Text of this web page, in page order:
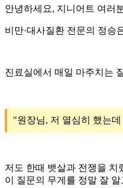
안녕하세요, 지니어트 여러
비만·대사질환 전문의 정승
진료실에서 매일 마주치는
"원장님, 저 열심히 했는
저도 한때 뱃살과 전쟁을 치
이 질문의 무게를 정말 잘